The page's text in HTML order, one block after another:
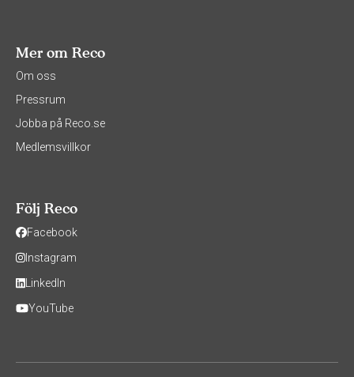
Mer om Reco
Om oss
Pressrum
Jobba på Reco.se
Medlemsvillkor
Följ Reco
Facebook
Instagram
LinkedIn
YouTube